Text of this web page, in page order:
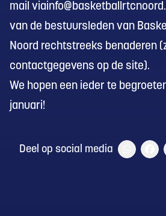
mail via
van de bestuursleden van
Noord rechtstreeks benaderen
contactgegevens op de site).
We hopen een ieder te
januari!
Deel op social media